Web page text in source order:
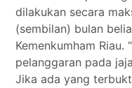
dilakukan secara
(sembilan) bulan
Kemenkumham
pelanggaran pada
Jika ada yang